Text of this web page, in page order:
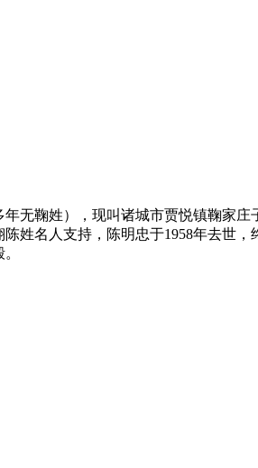
无鞠姓），现叫诸城市贾悦镇鞠家庄
姓名人支持，陈明忠于1958年去世，